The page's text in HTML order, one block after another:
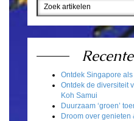
Ontdek Singapore
Ontdek de diversiteit
Koh Samui
Duurzaam ‘groen’
Droom over